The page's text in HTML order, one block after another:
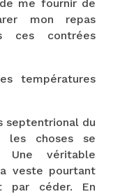
me fournir de
mon repas
ces contrées
températures
septentrional du
les choses se
Une véritable
veste pourtant
par céder. En